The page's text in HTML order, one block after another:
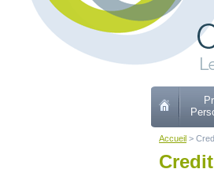
Accueil >